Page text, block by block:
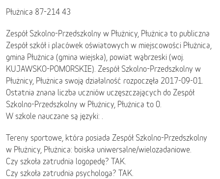
Płużnica 87-214 43
Zespół Szkolno-Przedszkolny w Płużnicy, Płużnica to publiczna
Zespół szkół i placówek oświatowych w miejscowości Płużnica,
gmina Płużnica (gmina wiejska), powiat wąbrzeski (woj.
KUJAWSKO-POMORSKIE). Zespół Szkolno-Przedszkolny w
Płużnicy, Płużnica swoją działalność rozpoczęła 2017-09-01.
Ostatnia znana liczba uczniów uczęszczających do Zespół
Szkolno-Przedszkolny w Płużnicy, Płużnica to 0.
W szkole nauczane są języki: .
Tereny sportowe, która posiada Zespół Szkolno-Przedszkolny
w Płużnicy, Płużnica: boiska uniwersalne/wielozadaniowe.
Czy szkoła zatrudnia logopedę? TAK.
Czy szkoła zatrudnia psychologa? TAK.